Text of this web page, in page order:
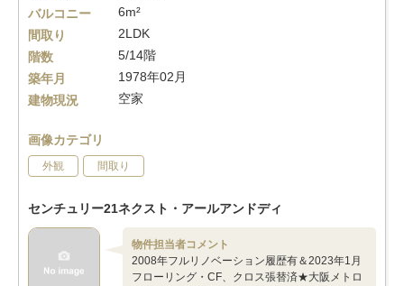
バルコニー
6m²
間取り
2LDK
階数
5/14階
築年月
1978年02月
建物現況
空家
画像カテゴリ
外観 間取り
センチュリー21ネクスト・アールアンドディ
物件担当者コメント
2008年フルリノベーション履歴有＆2023年1月
フローリング・CF、クロス張替済★大阪メトロ